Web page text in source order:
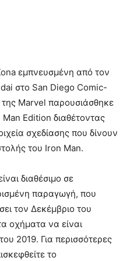
εμπνευσμένη από τον
στο San Diego Comic-
της Marvel παρουσιάσθηκε
Edition διαθέτοντας
σχεδίασης που δίνουν
του Iron Man.
διαθέσιμο σε
παραγωγή, που
τον Δεκέμβριο του
οχήματα να είναι
2019. Για περισσότερες
το